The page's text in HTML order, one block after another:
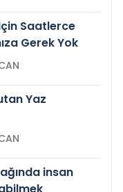
Saatlerce
Gerek Yok
Yaz
insan